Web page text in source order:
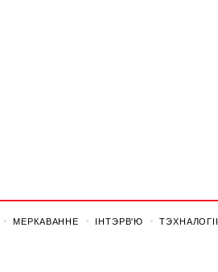
МЕРКАВАННЕ ІНТЭРВ'Ю ТЭХНАЛОГІІ